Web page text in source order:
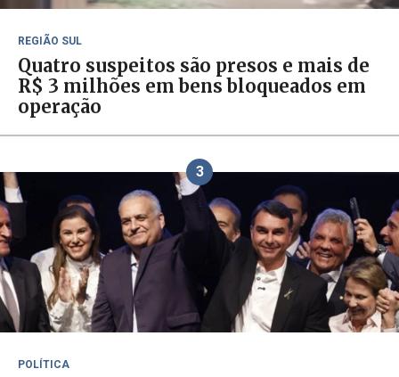
REGIÃO SUL
Quatro suspeitos são presos e mais de
R$ 3 milhões em bens bloqueados em
operação
3
POLÍTICA